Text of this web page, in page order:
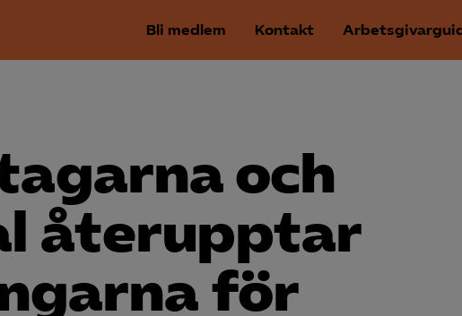
Bli medlem Kontakt
och
återupptar
för